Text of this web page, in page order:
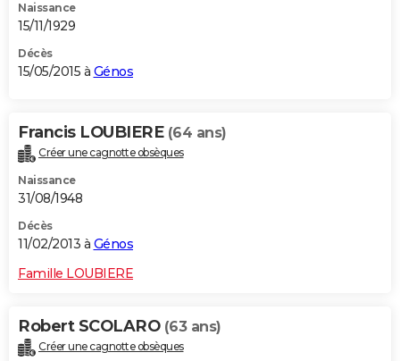
Naissance
15/11/1929
Décès
15/05/2015 à Génos
Francis LOUBIERE (64 ans)
Créer une cagnotte obsèques
Naissance
31/08/1948
Décès
11/02/2013 à Génos
Famille LOUBIERE
Robert SCOLARO (63 ans)
Créer une cagnotte obsèques